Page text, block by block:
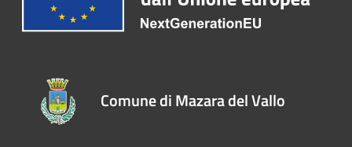
Comune di Mazara del Vallo